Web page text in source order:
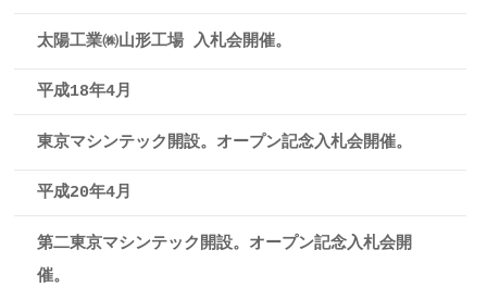
太陽工業㈱山形工場 入札会開催。
平成18年4月
東京マシンテック開設。オープン記念入札会開催。
平成20年4月
第二東京マシンテック開設。オープン記念入札会開
催。